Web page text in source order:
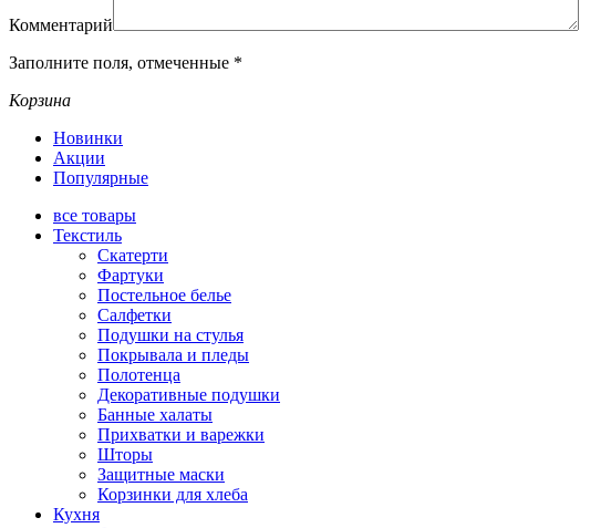
Комментарий
Заполните поля, отмеченные *
Корзина
Новинки
Акции
Популярные
все товары
Текстиль
Скатерти
Фартуки
Постельное белье
Салфетки
Подушки на стулья
Покрывала и пледы
Полотенца
Декоративные подушки
Банные халаты
Прихватки и варежки
Шторы
Защитные маски
Корзинки для хлеба
Кухня